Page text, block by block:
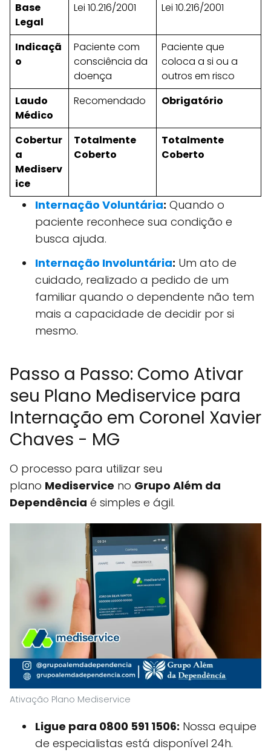
Base
Legal
Lei 10.216/2001 Lei 10.216/2001
Indicaçã
o
Paciente com
consciência da
doença
Paciente que
coloca a si ou a
outros em risco
Laudo
Médico
Recomendado Obrigatório
Cobertur
a
Mediserv
ice
Totalmente
Coberto
Totalmente
Coberto
Internação Voluntária: Quando o
paciente reconhece sua condição e
busca ajuda.
Internação Involuntária: Um ato de
cuidado, realizado a pedido de um
familiar quando o dependente não tem
mais a capacidade de decidir por si
mesmo.
Passo a Passo: Como Ativar
seu Plano Mediservice para
Internação em Coronel Xavier
Chaves - MG
O processo para utilizar seu
plano Mediservice no Grupo Além da
Dependência é simples e ágil.
Ativação Plano Mediservice
Ligue para 0800 591 1506: Nossa equipe
de especialistas está disponível 24h.